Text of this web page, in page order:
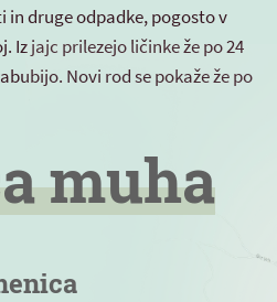
in druge odpadke, pogosto v
Iz jajc prilezejo ličinke že po 24
Novi rod se pokaže že po
muha